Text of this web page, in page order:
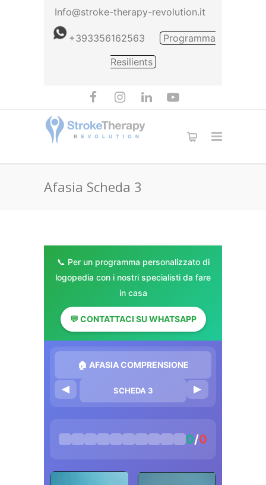
Info@stroke-therapy-revolution.it
+393356162563
Programma
Resilients
Afasia Scheda 3
📞 Per un programma personalizzato di
logopedia con i nostri specialisti da fare
in casa
💬 CONTATTACI SU WHATSAPP
🏠 AFASIA COMPRENSIONE
◀ SCHEDA 3 ▶
0/0